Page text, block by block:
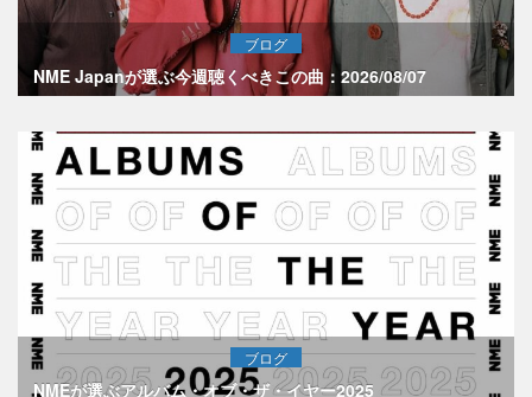
ブログ
NME Japanが選ぶ今週聴くべきこの曲：2026/08/07
ブログ
NMEが選ぶアルバム・オブ・ザ・イヤー2025